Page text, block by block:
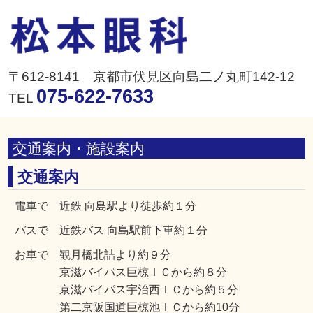
〒612-8141 京都市伏見区向島二ノ丸町142-12
TEL 075-622-7633
交通案内・施設案内
交通案内
電車で 近鉄 向島駅より徒歩約１分
バスで 近鉄バス 向島駅前下車約１分
お車で 観月橋北詰より約９分
京滋バイパス巨椋ＩＣから約８分
京滋バイパス宇治西ＩＣから約５分
第二京阪国道巨椋池ＩＣから約10分